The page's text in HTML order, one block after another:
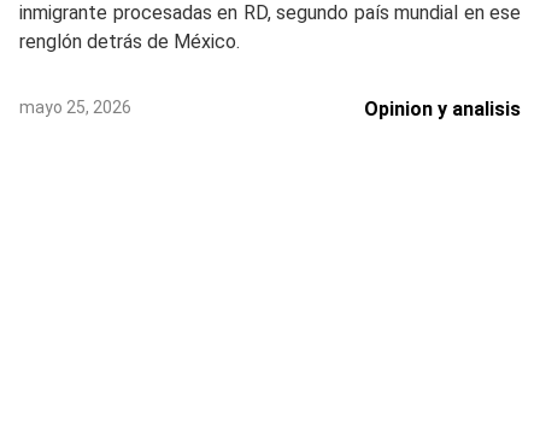
inmigrante procesadas en RD, segundo país mundial en ese
renglón detrás de México.
mayo 25, 2026 Opinion y analisis